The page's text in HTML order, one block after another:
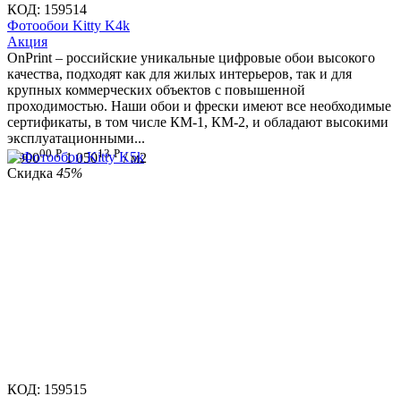
КОД: 159514
Фотообои Kitty K4k
Aкция
OnPrint – российские уникальные цифровые обои высокого
качества, подходят как для жилых интерьеров, так и для
крупных коммерческих объектов с повышенной
проходимостью. Наши обои и фрески имеют все необходимые
сертификаты, в том числе КМ-1, КМ-2, и обладают высокими
эксплуатационными...
1 90000 Р 1 05013 Р / м2
Скидка 45%
КОД: 159515